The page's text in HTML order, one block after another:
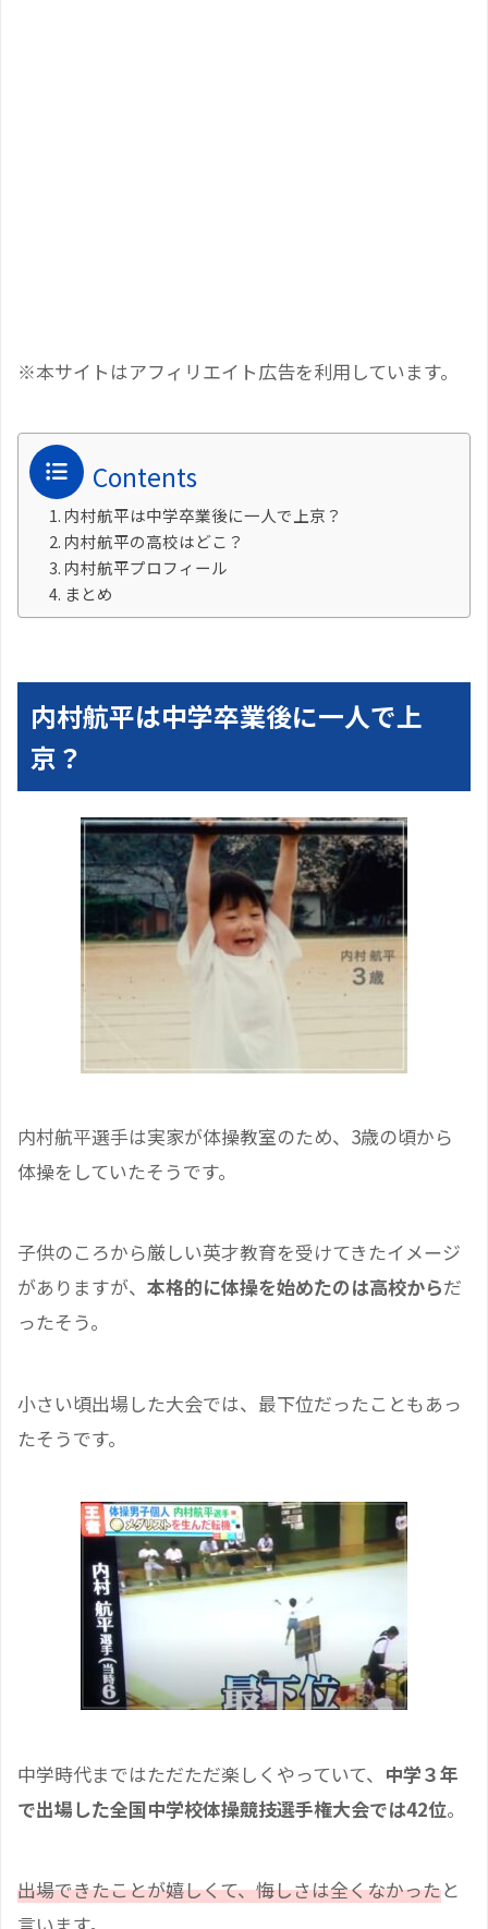
※本サイトはアフィリエイト広告を利用しています。
Contents
内村航平は中学卒業後に一人で上京？
内村航平の高校はどこ？
内村航平プロフィール
まとめ
内村航平は中学卒業後に一人で上
京？
内村航平選手は実家が体操教室のため、3歳の頃から
体操をしていたそうです。
子供のころから厳しい英才教育を受けてきたイメージ
がありますが、 本格的に体操を始めたのは高校からだ
ったそう。
小さい頃出場した大会では、最下位だったこともあっ
たそうです。
中学時代まではただただ楽しくやっていて、 中学３年
で出場した全国中学校体操競技選手権大会では42位。
出場できたことが嬉しくて、悔しさは全くなかったと